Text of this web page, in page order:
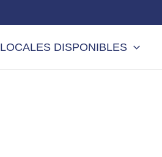
LOCALES DISPONIBLES